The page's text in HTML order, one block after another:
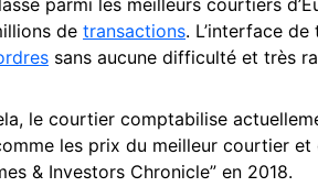
parmi les meilleurs courtiers
de transactions. L’interface
sans aucune difficulté et très
le courtier comptabilise
les prix du meilleur courtier
& Investors Chronicle” en 2018.